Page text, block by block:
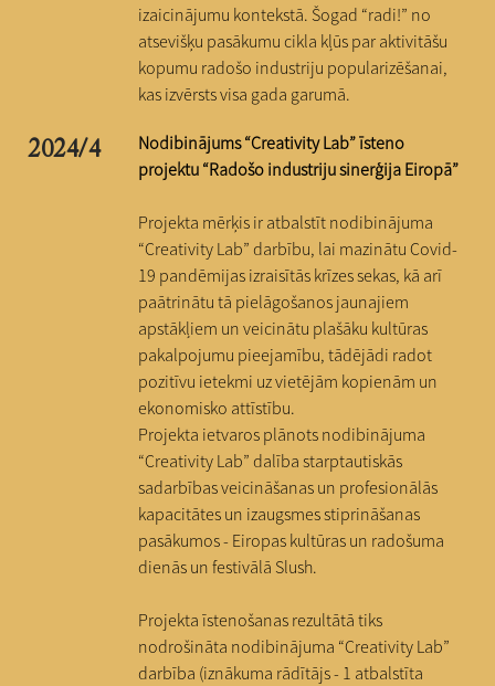
izaicinājumu kontekstā. Šogad “radi!” no
atsevišķu pasākumu cikla kļūs par aktivitāšu
kopumu radošo industriju popularizēšanai,
kas izvērsts visa gada garumā.
2024/4
Nodibinājums “Creativity Lab” īsteno
projektu “Radošo industriju sinerģija Eiropā”​
Projekta mērķis ir atbalstīt nodibinājuma
“Creativity Lab” darbību, lai mazinātu Covid-
19 pandēmijas izraisītās krīzes sekas, kā arī
paātrinātu tā pielāgošanos jaunajiem
apstākļiem un veicinātu plašāku kultūras
pakalpojumu pieejamību, tādējādi radot
pozitīvu ietekmi uz vietējām kopienām un
ekonomisko attīstību.
Projekta ietvaros plānots nodibinājuma
“Creativity Lab” dalība starptautiskās
sadarbības veicināšanas un profesionālās
kapacitātes un izaugsmes stiprināšanas
pasākumos - Eiropas kultūras un radošuma
dienās un festivālā Slush.
Projekta īstenošanas rezultātā tiks
nodrošināta nodibinājuma “Creativity Lab”
darbība (iznākuma rādītājs - 1 atbalstīta